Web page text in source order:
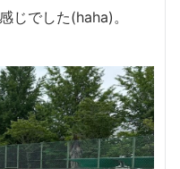
じでした(haha)。